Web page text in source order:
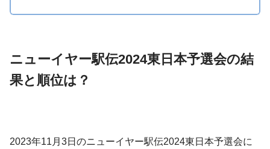
ニューイヤー駅伝2024東日本予選会の結
果と順位は？
2023年11月3日のニューイヤー駅伝2024東日本予選会に